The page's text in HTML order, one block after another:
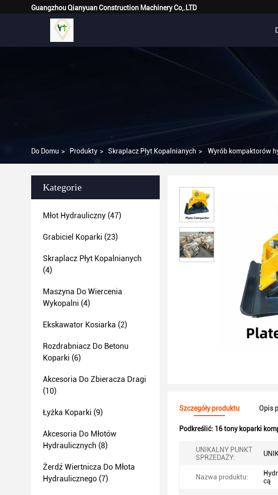
Guangzhou Qianyuan Construction Machinery Co,.LTD
Do Domu > Produkty > Skraplacz Płyt Kopalnianych > Wyrób kompaktorów
Kategorie
Młot Hydrauliczny (47)
Grabiciel Koparki (23)
Skraplacz Płyt Kopalnianych
(4)
Maszyna Do Wiercenia
Wykopalni (4)
Ekskawator Kosiarka (2)
Rozdrabniacz Do Betonu
Koparki (6)
Akcesoria Do Zbieracza Dragi
(10)
Łyżka Koparki (9)
Akcesoria Do Młotów
Hydraulicznych (8)
Żerdź Wiertnicza Do Młota
Hydraulicznego (7)
Szczegóły produktu Opis
Podkreślić: 16 tony koparki
UNIKALNY PUNKT
SPRZEDAŻY:
Nazwa produktu:
cą